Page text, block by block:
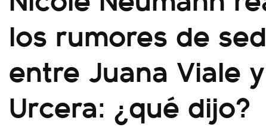
los rumores de
entre Juana Viale
Urcera: ¿qué dijo?